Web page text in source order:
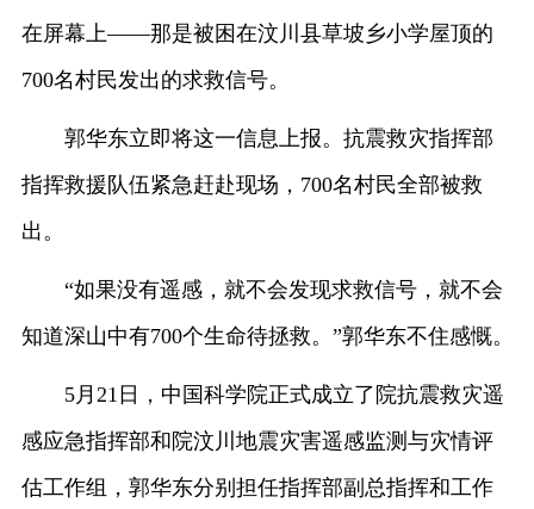
在屏幕上——那是被困在汶川县草坡乡小学屋顶的
700名村民发出的求救信号。
郭华东立即将这一信息上报。抗震救灾指挥部
指挥救援队伍紧急赶赴现场，700名村民全部被救
出。
“如果没有遥感，就不会发现求救信号，就不会
知道深山中有700个生命待拯救。”郭华东不住感慨。
5月21日，中国科学院正式成立了院抗震救灾遥
感应急指挥部和院汶川地震灾害遥感监测与灾情评
估工作组，郭华东分别担任指挥部副总指挥和工作